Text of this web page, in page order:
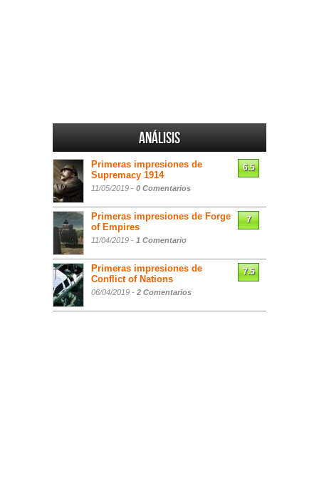
Análisis
Primeras impresiones de
Supremacy 1914
11/05/2019 - 0 Comentarios
6.5
Primeras impresiones de Forge
of Empires
11/04/2019 - 1 Comentario
7
Primeras impresiones de
Conflict of Nations
06/04/2019 - 2 Comentarios
7.5